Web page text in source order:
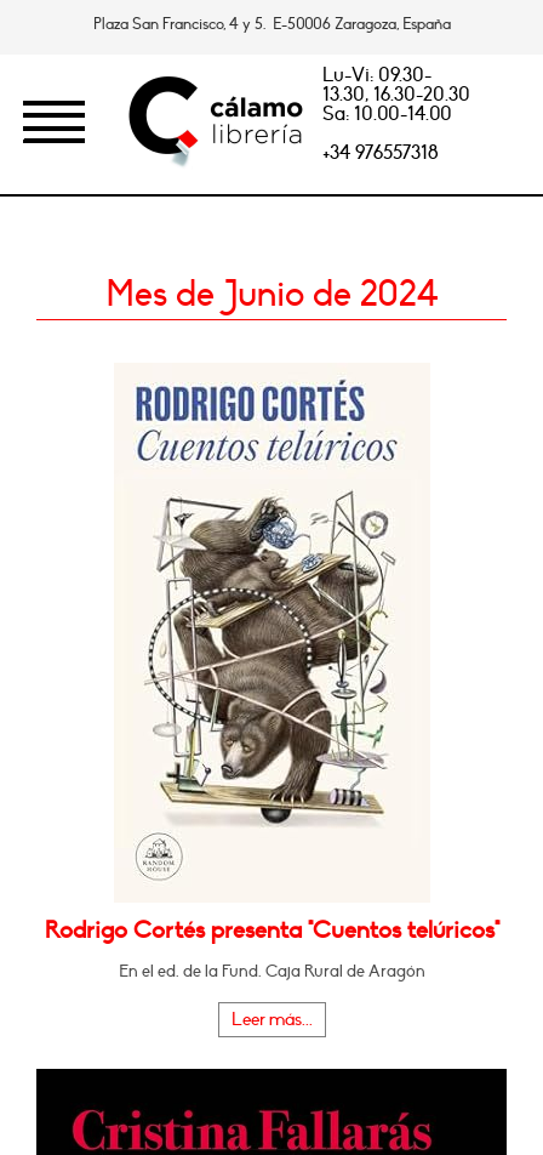
Plaza San Francisco, 4 y 5. E-50006 Zaragoza, España
Lu-Vi: 09.30-
13.30, 16.30-20.30
Sa: 10.00-14.00
+34 976557318
Mes de Junio de 2024
Rodrigo Cortés presenta "Cuentos telúricos"
En el ed. de la Fund. Caja Rural de Aragón
Leer más...